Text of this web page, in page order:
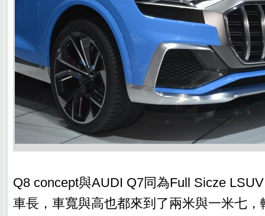
Q8 concept與AUDI Q7同為Full Sicze
車長，車寬與高也都來到了兩米與一米七